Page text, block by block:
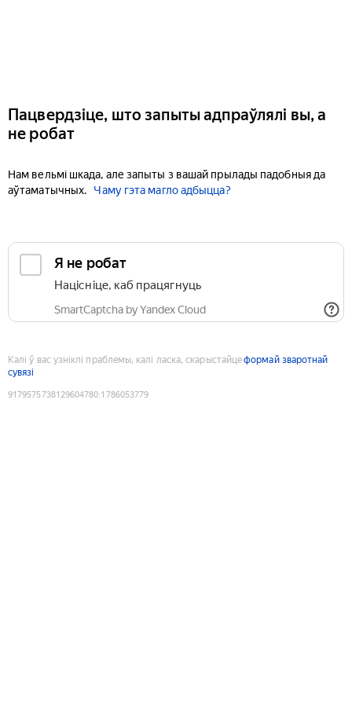
Пацвердзіце, што запыты адпраўлялі вы, а
не робат
Нам вельмі шкада, але запыты з вашай прылады падобныя да
аўтаматычных.
Чаму гэта магло адбыцца?
Я не робат
Націсніце, каб працягнуць
SmartCaptcha by Yandex Cloud
Калі ў вас узніклі праблемы, калі ласка, скарыстайцеформай зваротнай
сувязі
9179575738129604780:1786053779